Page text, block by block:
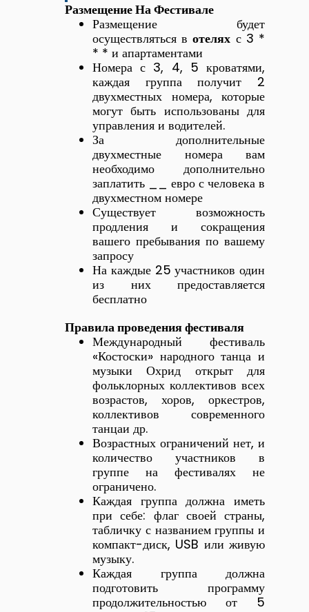
Размещение На Фестивале
Размещение будет
осуществляться вотелях с 3 *
* * и апартаментами
Номера с 3, 4, 5 кроватями,
каждая группа получит 2
двухместных номера, которые
могут быть использованы для
управления и водителей.
За дополнительные
двухместные номера вам
необходимо дополнительно
заплатить __ евро с человека в
двухместном номере
Существует возможность
продления и сокращения
вашего пребывания по вашему
запросу
На каждые 25 участников один
из них предоставляется
бесплатно
Правила проведения фестиваля
Международный фестиваль
«Костоски» народного танца и
музыки Охрид открыт для
фольклорных коллективов всех
возрастов, хоров, оркестров,
коллективов современного
танцаи др.
Возрастных ограничений нет, и
количество участников в
группе на фестивалях не
ограничено.
Каждая группа должна иметь
при себе: флаг своей страны,
табличку с названием группы и
компакт-диск, USB или живую
музыку.
Каждая группа должна
подготовить программу
продолжительностью от 5